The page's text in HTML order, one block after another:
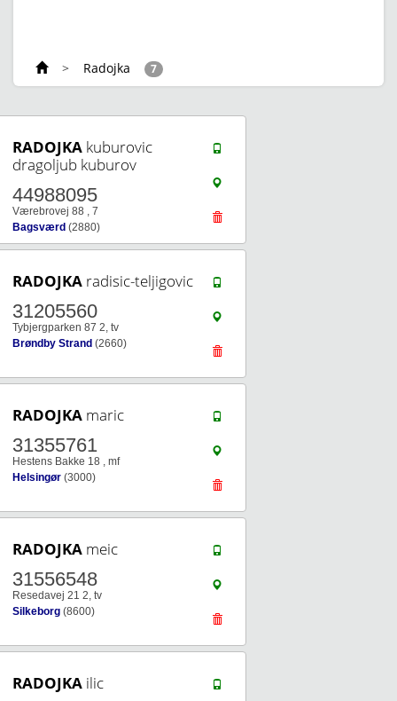
> Radojka 7
RADOJKA kuburovic
dragoljub kuburov
44988095
Værebrovej 88 , 7
Bagsværd (2880)
RADOJKA radisic-teljigovic
31205560
Tybjergparken 87 2, tv
Brøndby Strand (2660)
RADOJKA maric
31355761
Hestens Bakke 18 , mf
Helsingør (3000)
RADOJKA meic
31556548
Resedavej 21 2, tv
Silkeborg (8600)
RADOJKA ilic